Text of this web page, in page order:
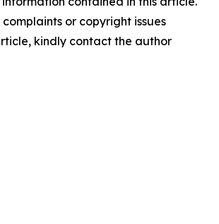
or copyright issues
kindly contact the author